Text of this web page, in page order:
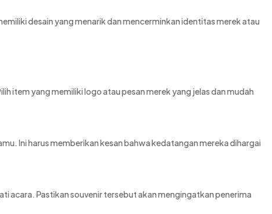
desain yang menarik dan mencerminkan identitas merek atau
item yang memiliki logo atau pesan merek yang jelas dan mudah
Ini harus memberikan kesan bahwa kedatangan mereka dihargai
acara. Pastikan souvenir tersebut akan mengingatkan penerima